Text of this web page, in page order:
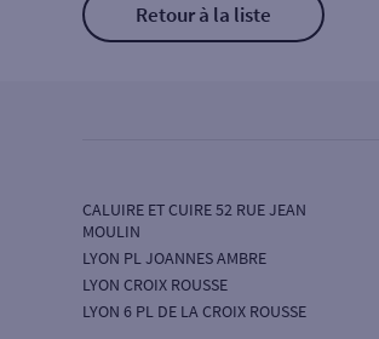
Retour à la liste
CALUIRE ET CUIRE 52 RUE JEAN
MOULIN
LYON PL JOANNES AMBRE
LYON CROIX ROUSSE
LYON 6 PL DE LA CROIX ROUSSE